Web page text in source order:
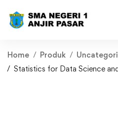
Home Produk
Statistics for Data Science